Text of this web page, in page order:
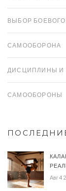
ВЫБОР
САМООБОРОНА
ДИСЦИПЛИНЫ И
САМООБОРОНЫ
Авг 4